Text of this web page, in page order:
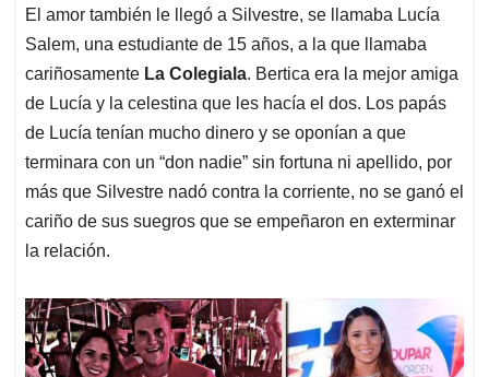
El amor también le llegó a Silvestre, se llamaba Lucía
Salem, una estudiante de 15 años, a la que llamaba
cariñosamente La Colegiala. Bertica era la mejor amiga
de Lucía y la celestina que les hacía el dos. Los papás
de Lucía tenían mucho dinero y se oponían a que
terminara con un “don nadie” sin fortuna ni apellido, por
más que Silvestre nadó contra la corriente, no se ganó el
cariño de sus suegros que se empeñaron en exterminar
la relación.